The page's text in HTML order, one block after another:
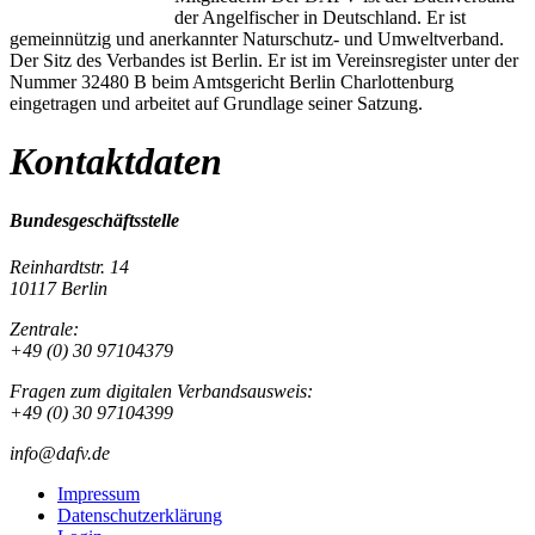
der Angelfischer in Deutschland. Er ist
gemeinnützig und anerkannter Naturschutz- und Umweltverband.
Der Sitz des Verbandes ist Berlin. Er ist im Vereinsregister unter der
Nummer 32480 B beim Amtsgericht Berlin Charlottenburg
eingetragen und arbeitet auf Grundlage seiner Satzung.
Kontaktdaten
Bundesgeschäftsstelle
Reinhardtstr. 14
10117 Berlin
Zentrale:
+49 (0) 30 97104379
Fragen zum digitalen Verbandsausweis:
+49 (0) 30 97104399
info@dafv.de
Impressum
Datenschutzerklärung